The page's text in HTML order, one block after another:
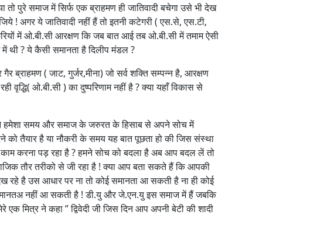
पुरे समाज में सिर्फ एक ब्राहमण ही जातिवादी बचेगा उसे भी देख
! अगर ये जातिवादी नहीं हैं तो इतनी कटेगरी ( एस.से, एस.टी,
में ओ.बी.सी आरक्षण कि जब बात आई तब ओ.बी.सी में तमाम ऐसी
थी ? ये कैसी समानता है दिलीप मंडल ?
( जाट, गुर्जर,मीना) जो सर्व शक्ति सम्पन्न है, आरक्षण
वृद्धि( ओ.बी.सी ) का दुष्परिणाम नहीं है ? क्या यहाँ विकास से
ने हमेशा समय और समाज के जरुरत के हिसाब से अपने सोच में
को तैयार है या नौकरी के समय यह बात पूछता हो की जिस संस्था
करना पड़ रहा है ? हमने सोच को बदला है अब आप बदल लें तो
तौर तरीको से जी रहा है ! क्या आप बता सकते हैं कि आपकी
है उस आधार पर ना तो कोई समानता आ सकती है ना ही कोई
नहीं आ सकती है ! डी.यु और जे.एन.यु इस समाज में हैं जबकि
ने कहा ” द्विवेदी जी जिस दिन आप अपनी बेटी की शादी